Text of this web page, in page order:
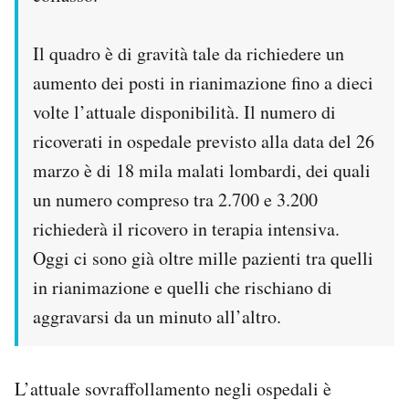
Il quadro è di gravità tale da richiedere un
aumento dei posti in rianimazione fino a dieci
volte l’attuale disponibilità. Il numero di
ricoverati in ospedale previsto alla data del 26
marzo è di 18 mila malati lombardi, dei quali
un numero compreso tra 2.700 e 3.200
richiederà il ricovero in terapia intensiva.
Oggi ci sono già oltre mille pazienti tra quelli
in rianimazione e quelli che rischiano di
aggravarsi da un minuto all’altro.
L’attuale sovraffollamento negli ospedali è